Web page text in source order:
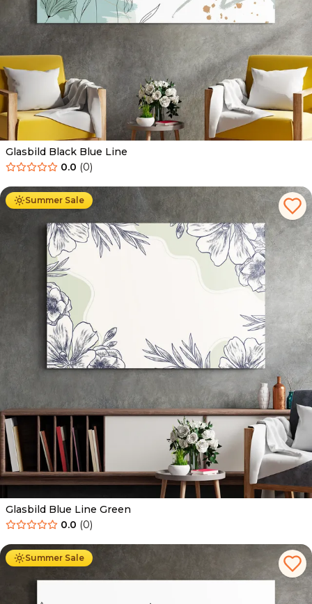
Glasbild Black Blue Line
0.0 (0)
Summer Sale
Ab 69.90 € 44.90
Glasbild Blue Line Green
0.0 (0)
Summer Sale
Ab 69.90 € 44.90